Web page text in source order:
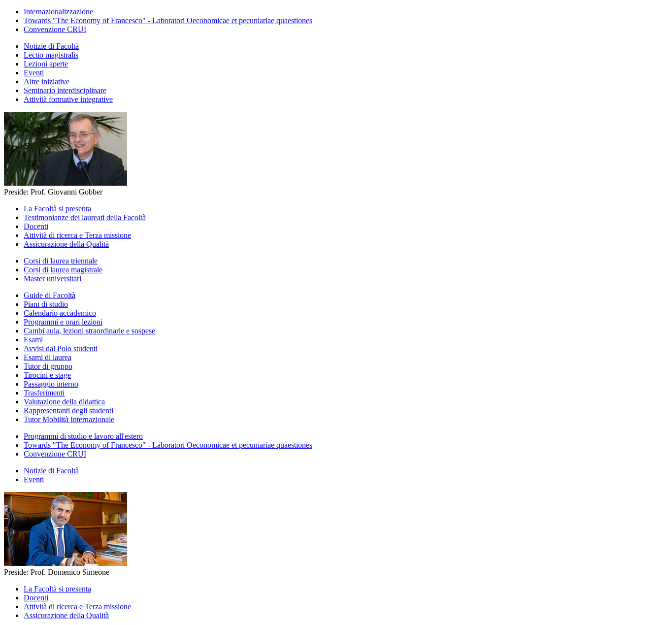
Internazionalizzazione
Towards "The Economy of Francesco" - Laboratori Oeconomicae et pecuniariae quaestiones
Convenzione CRUI
Notizie di Facoltà
Lectio magistralis
Lezioni aperte
Eventi
Altre iniziative
Seminario interdisciplinare
Attività formative integrative
Preside: Prof. Giovanni Gobber
La Facoltà si presenta
Testimonianze dei laureati della Facoltà
Docenti
Attività di ricerca e Terza missione
Assicurazione della Qualità
Corsi di laurea triennale
Corsi di laurea magistrale
Master universitari
Guide di Facoltà
Piani di studio
Calendario accademico
Programmi e orari lezioni
Cambi aula, lezioni straordinarie e sospese
Esami
Avvisi dal Polo studenti
Esami di laurea
Tutor di gruppo
Tirocini e stage
Passaggio interno
Trasferimenti
Valutazione della didattica
Rappresentanti degli studenti
Tutor Mobilità Internazionale
Programmi di studio e lavoro all'estero
Towards "The Economy of Francesco" - Laboratori Oeconomicae et pecuniariae quaestiones
Convenzione CRUI
Notizie di Facoltà
Eventi
Preside: Prof. Domenico Simeone
La Facoltà si presenta
Docenti
Attività di ricerca e Terza missione
Assicurazione della Qualità